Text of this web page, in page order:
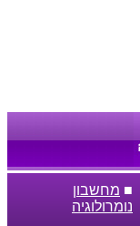
■ מחשבון
נומרולוגיה